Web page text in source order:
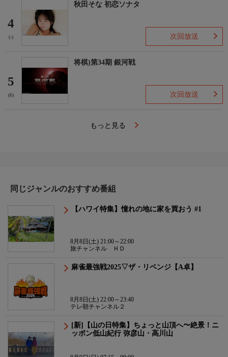
4
(-)
秋田そな 初恋ソナタ
次回放送
5
(6)
将棋)第34期 銀河戦
次回放送
もっと見る
同じジャンルのおすすめ番組
【ハワイ特集】憧れの地に家を買おう #1
8月8日(土) 21:00～22:00
旅チャンネル ＨＤ
麻雀最強戦2025▽ザ・リベンジ【A卓】
8月8日(土) 22:00～23:40
テレ朝チャンネル２
[新]【山の日特集】ちょっと山頂へ〜絶景！ニ
ッポン低山紀行 弥彦山・高川山